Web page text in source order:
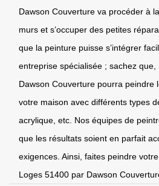
Dawson Couverture va procéder à
murs et s’occuper des petites
que la peinture puisse s’intégrer
entreprise spécialisée ; sachez
Dawson Couverture pourra peindre
votre maison avec différents types
acrylique, etc. Nos équipes de
que les résultats soient en parfait
exigences. Ainsi, faites peindre
Loges 51400 par Dawson